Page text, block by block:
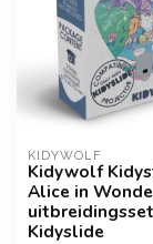
KIDYWOLF
Kidywolf
Alice in
Kidyslide